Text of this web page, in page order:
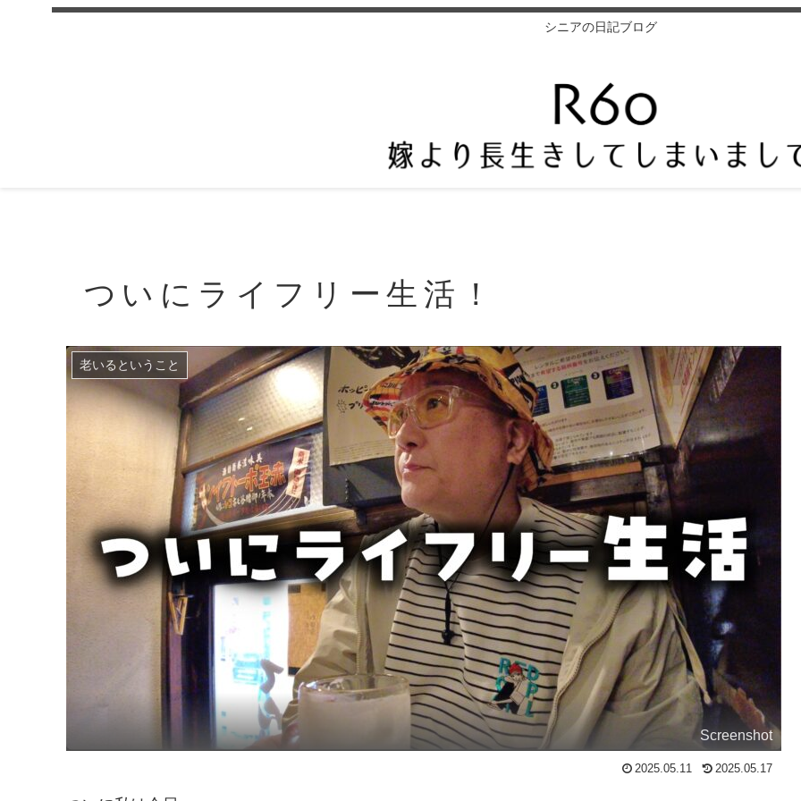
シニアの日記ブログ
ついにライフリー生活！
老いるということ
Screenshot
2025.05.11 2025.05.17